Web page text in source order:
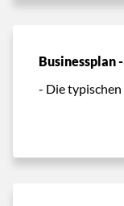
Businessplan
- Die